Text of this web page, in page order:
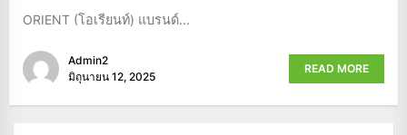
ORIENT (โอเรียนท์) แบรนด์...
Admin2
มิถุนายน 12, 2025
READ MORE